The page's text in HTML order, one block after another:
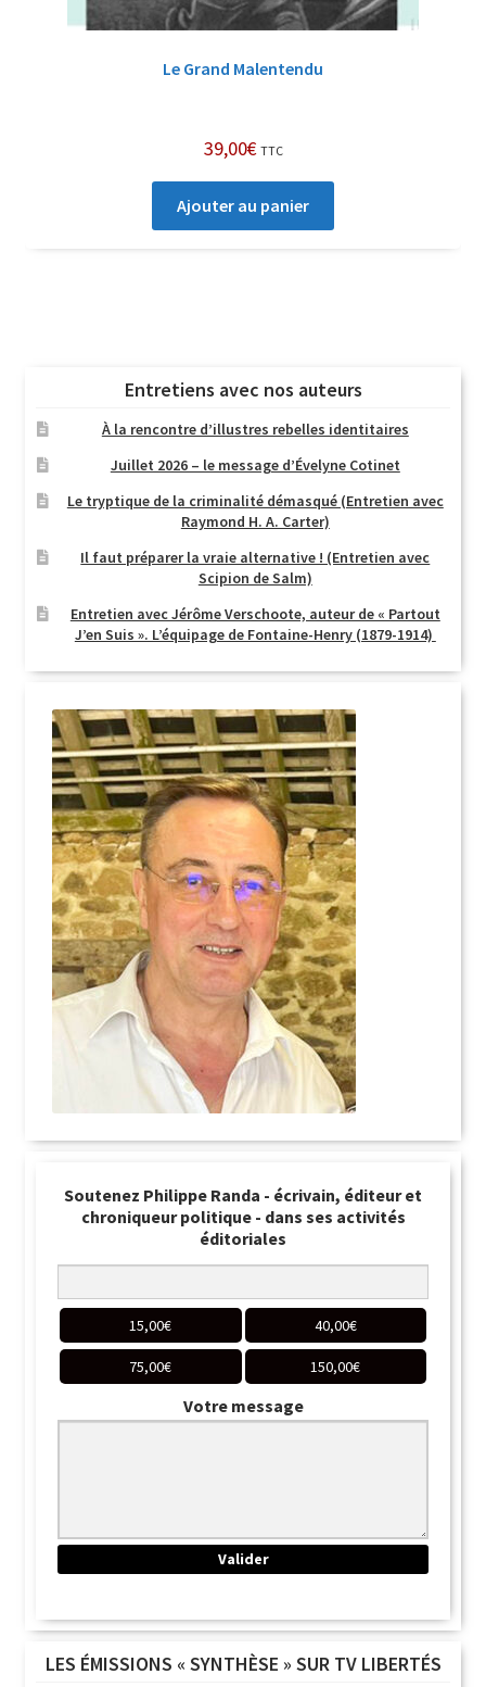
Le Grand Malentendu
39,00€ TTC
Ajouter au panier
Entretiens avec nos auteurs
À la rencontre d’illustres rebelles identitaires
Juillet 2026 – le message d’Évelyne Cotinet
Le tryptique de la criminalité démasqué (Entretien avec
Raymond H. A. Carter)
Il faut préparer la vraie alternative ! (Entretien avec
Scipion de Salm)
Entretien avec Jérôme Verschoote, auteur de « Partout
J’en Suis ». L’équipage de Fontaine-Henry (1879-1914)
Soutenez Philippe Randa - écrivain, éditeur et
chroniqueur politique - dans ses activités
éditoriales
15,00€ 40,00€
75,00€ 150,00€
Votre message
LES ÉMISSIONS « SYNTHÈSE » SUR TV LIBERTÉS